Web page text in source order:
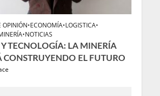
OPINIÓN•ECONOMÍA•LOGISTICA•
•NOTICIAS
Y TECNOLOGÍA: LA MINERÍA
CONSTRUYENDO EL FUTURO